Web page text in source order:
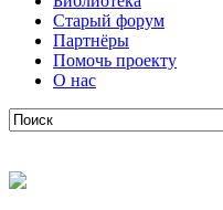
Старый форум
Партнёры
Помочь проекту
О нас